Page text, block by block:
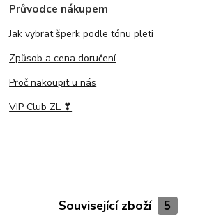
Průvodce nákupem
Jak vybrat šperk podle tónu pleti
Způsob a cena doručení
Proč nakoupit u nás
VIP Club ZL ❣
Související zboží 5